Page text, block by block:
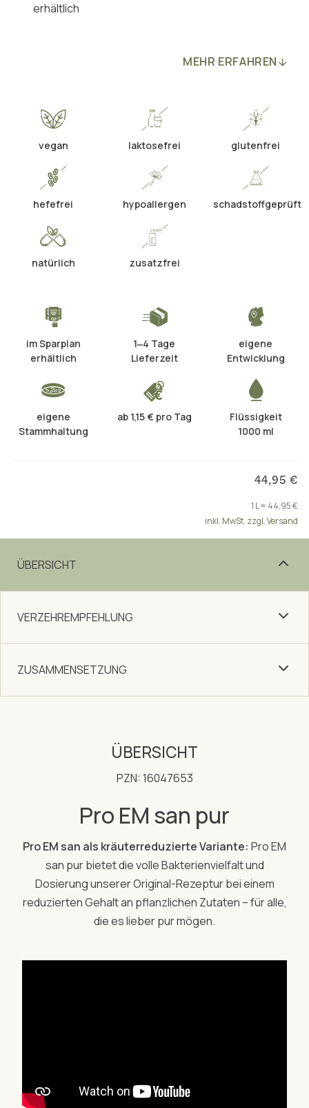
erhältlich
MEHR ERFAHREN
vegan laktosefrei glutenfrei
hefefrei hypoallergen schadstoffgeprüft
natürlich zusatzfrei
im Sparplan
erhältlich
1‒4 Tage
Lieferzeit
eigene
Entwicklung
eigene
Stammhaltung
ab 1,15 € pro Tag
Flüssigkeit
1000 ml
44,95 €
1 L = 44,95 €
inkl. MwSt. zzgl. Versand
ÜBERSICHT
VERZEHREMPFEHLUNG
ZUSAMMENSETZUNG
ÜBERSICHT
PZN: 16047653
Pro EM san pur
Pro EM san als kräuterreduzierte Variante: Pro EM
san pur bietet die volle Bakterienvielfalt und
Dosierung unserer Original-Rezeptur bei einem
reduzierten Gehalt an pflanzlichen Zutaten – für alle,
die es lieber pur mögen.